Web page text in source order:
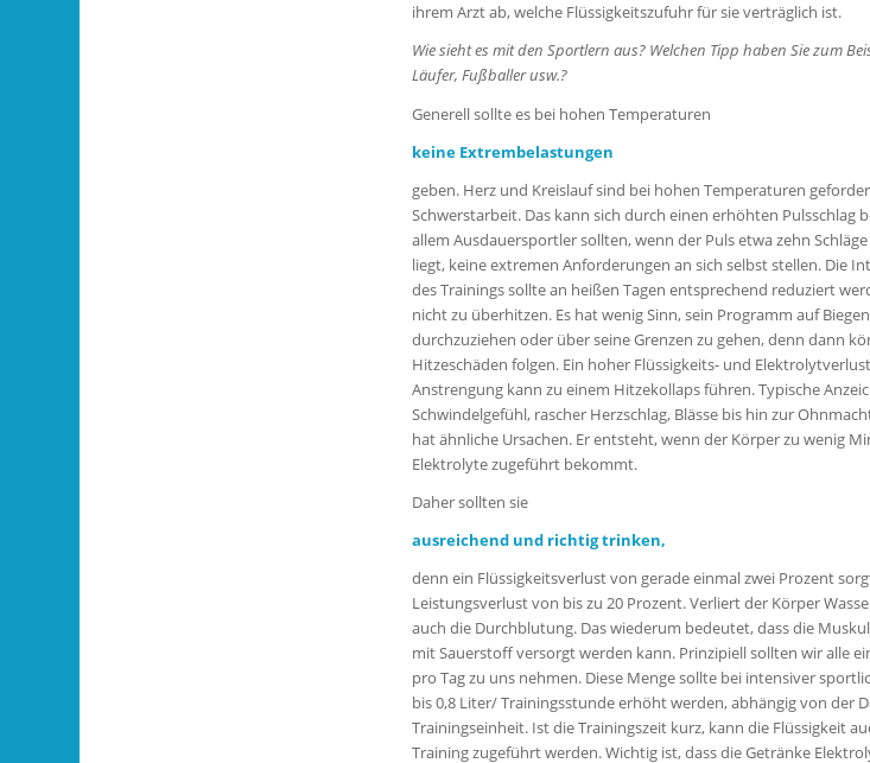
ihrem Arzt ab, welche Flüssigkeitszufuhr für sie verträglich ist.
Wie sieht es mit den Sportlern aus? Welchen Tipp haben Sie zum
Läufer, Fußballer usw.?
Generell sollte es bei hohen Temperaturen
keine Extrembelastungen
geben. Herz und Kreislauf sind bei hohen Temperaturen
Schwerstarbeit. Das kann sich durch einen erhöhten Pulsschlag
allem Ausdauersportler sollten, wenn der Puls etwa zehn
liegt, keine extremen Anforderungen an sich selbst stellen. Die
des Trainings sollte an heißen Tagen entsprechend reduziert
nicht zu überhitzen. Es hat wenig Sinn, sein Programm auf
durchzuziehen oder über seine Grenzen zu gehen, denn dann
Hitzeschäden folgen. Ein hoher Flüssigkeits- und
Anstrengung kann zu einem Hitzekollaps führen. Typische
Schwindelgefühl, rascher Herzschlag, Blässe bis hin zur
hat ähnliche Ursachen. Er entsteht, wenn der Körper zu wenig
Elektrolyte zugeführt bekommt.
Daher sollten sie
ausreichend und richtig trinken,
denn ein Flüssigkeitsverlust von gerade einmal zwei Prozent
Leistungsverlust von bis zu 20 Prozent. Verliert der Körper
auch die Durchblutung. Das wiederum bedeutet, dass die
mit Sauerstoff versorgt werden kann. Prinzipiell sollten wir alle
pro Tag zu uns nehmen. Diese Menge sollte bei intensiver
bis 0,8 Liter/ Trainingsstunde erhöht werden, abhängig von der
Trainingseinheit. Ist die Trainingszeit kurz, kann die Flüssigkeit
Training zugeführt werden. Wichtig ist, dass die Getränke